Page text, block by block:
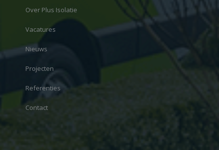
Over Plus Isolatie
Vacatures
Nieuws
Projecten
Referenties
Contact